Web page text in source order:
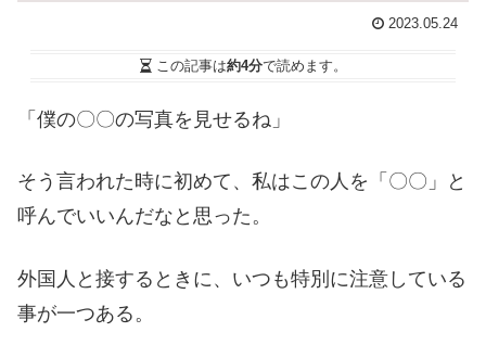
2023.05.24
この記事は約4分で読めます。
「僕の〇〇の写真を見せるね」
そう言われた時に初めて、私はこの人を「〇〇」と
呼んでいいんだなと思った。
外国人と接するときに、いつも特別に注意している
事が一つある。